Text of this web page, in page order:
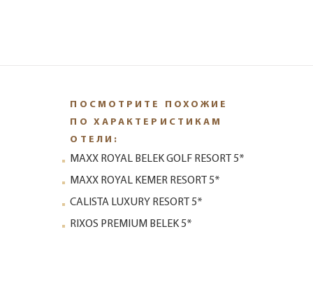
ПОСМОТРИТЕ ПОХОЖИЕ
ПО ХАРАКТЕРИСТИКАМ
ОТЕЛИ:
MAXX ROYAL BELEK GOLF RESORT 5*
MAXX ROYAL KEMER RESORT 5*
CALISTA LUXURY RESORT 5*
RIXOS PREMIUM BELEK 5*